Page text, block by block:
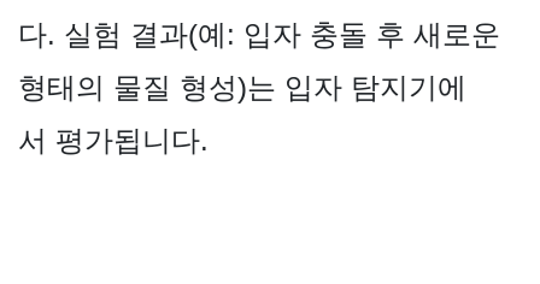
다. 실험 결과(예: 입자 충돌 후 새로운
형태의 물질 형성)는 입자 탐지기에
서 평가됩니다.